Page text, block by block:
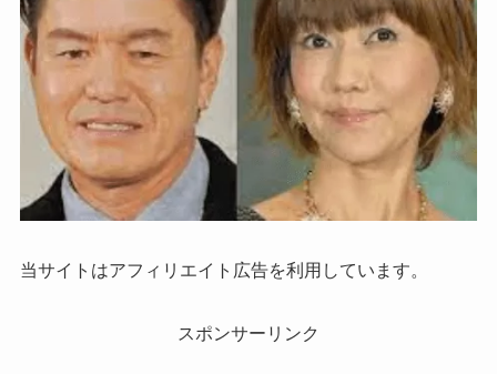
当サイトはアフィリエイト広告を利用しています。
スポンサーリンク